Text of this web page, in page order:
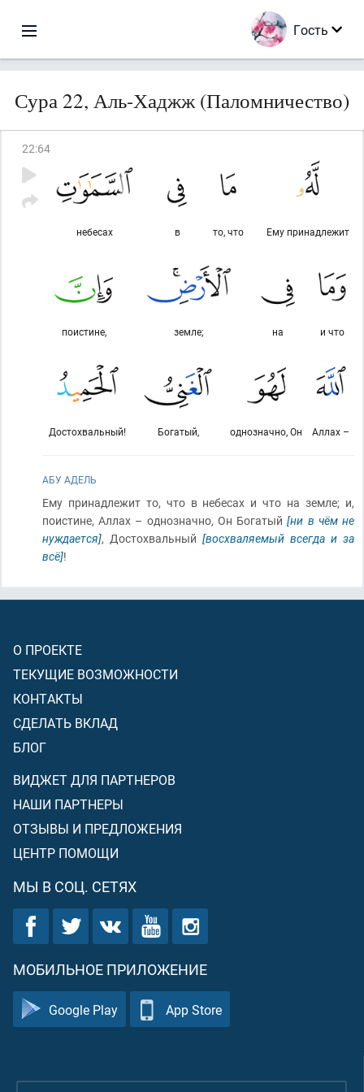
Гость
Сура 22, Аль-Хаджж (Паломничество)
22:64
Ему принадлежит
то, что
в
небесах
и что
на
земле;
поистине,
Аллах –
однозначно, Он
Богатый,
Достохвальный!
АБУ АДЕЛЬ
Ему принадлежит то, что в небесах и что на земле; и,
поистине, Аллах – однозначно, Он Богатый[ни в чём не
нуждается], Достохвальный [восхваляемый всегда и за
всё]!
О ПРОЕКТЕ
ТЕКУЩИЕ ВОЗМОЖНОСТИ
КОНТАКТЫ
СДЕЛАТЬ ВКЛАД
БЛОГ
ВИДЖЕТ ДЛЯ ПАРТНЕРОВ
НАШИ ПАРТНЕРЫ
ОТЗЫВЫ И ПРЕДЛОЖЕНИЯ
ЦЕНТР ПОМОЩИ
МЫ В СОЦ. СЕТЯХ
МОБИЛЬНОЕ ПРИЛОЖЕНИЕ
Google Play App Store